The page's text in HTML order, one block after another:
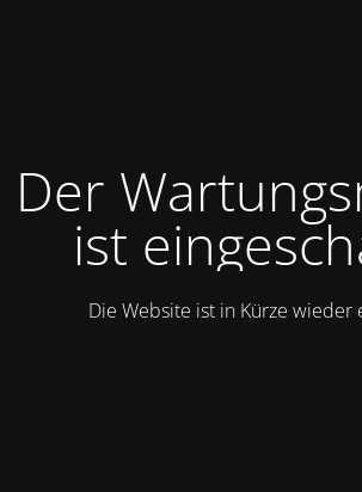
Der
ist
Die Website ist in Kürze wieder